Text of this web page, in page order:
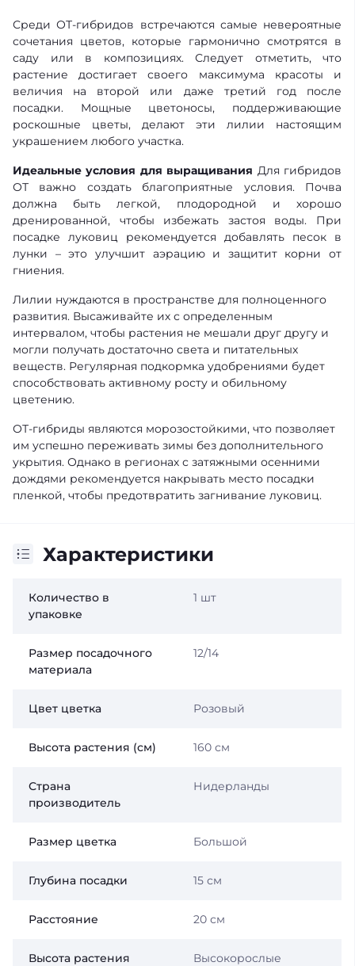
Среди ОТ-гибридов встречаются самые невероятные
сочетания цветов, которые гармонично смотрятся в
саду или в композициях. Следует отметить, что
растение достигает своего максимума красоты и
величия на второй или даже третий год после
посадки. Мощные цветоносы, поддерживающие
роскошные цветы, делают эти лилии настоящим
украшением любого участка.
Идеальные условия для выращивания Для гибридов
ОТ важно создать благоприятные условия. Почва
должна быть легкой, плодородной и хорошо
дренированной, чтобы избежать застоя воды. При
посадке луковиц рекомендуется добавлять песок в
лунки – это улучшит аэрацию и защитит корни от
гниения.
Лилии нуждаются в пространстве для полноценного
развития. Высаживайте их с определенным
интервалом, чтобы растения не мешали друг другу и
могли получать достаточно света и питательных
веществ. Регулярная подкормка удобрениями будет
способствовать активному росту и обильному
цветению.
ОТ-гибриды являются морозостойкими, что позволяет
им успешно переживать зимы без дополнительного
укрытия. Однако в регионах с затяжными осенними
дождями рекомендуется накрывать место посадки
пленкой, чтобы предотвратить загнивание луковиц.
Характеристики
Количество в
упаковке
1 шт
Размер посадочного
материала
12/14
Цвет цветка Розовый
Высота растения (см) 160 см
Страна
производитель
Нидерланды
Размер цветка Большой
Глубина посадки 15 см
Расстояние 20 см
Высота растения Высокорослые